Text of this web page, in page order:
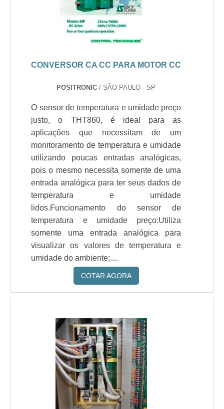
CONVERSOR CA CC PARA MOTOR CC
POSITRONIC / SÃO PAULO - SP
O sensor de temperatura e umidade preço
justo, o THT860, é ideal para as
aplicações que necessitam de um
monitoramento de temperatura e umidade
utilizando poucas entradas analógicas,
pois o mesmo necessita somente de uma
entrada analógica para ter seus dados de
temperatura e umidade
lidos.Funcionamento do sensor de
temperatura e umidade preço:Utiliza
somente uma entrada analógica para
visualizar os valores de temperatura e
umidade do ambiente;....
COTAR AGORA